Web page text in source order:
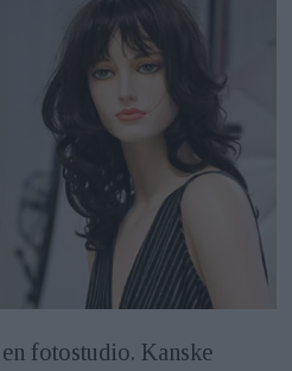
fotostudio. Kanske